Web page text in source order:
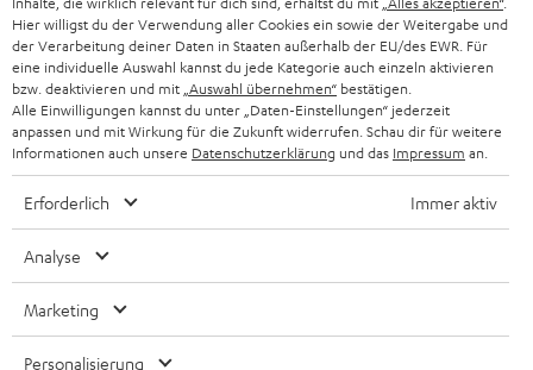
s
l
e
t
t
e
r
a
n
m
EMAIL
WIDGET
JETZT
Kategorien
Hier willigst du der Verwendung aller Cookies ein sowie der Weitergabe und
der Verarbeitung deiner Daten in Staaten außerhalb der EU/des EWR. Für
eine individuelle Auswahl kannst du jede Kategorie auch einzeln aktivieren
bzw. deaktivieren und mit „Auswahl übernehmen“ bestätigen.
Alle Einwilligungen kannst du unter „Daten-Einstellungen“ jederzeit
anpassen und mit Wirkung für die Zukunft widerrufen. Schau dir für weitere
Informationen auch unsere Datenschutzerklärung und das Impressum an.
Erforderlich Immer aktiv
Analyse
Marketing
Personalisierung